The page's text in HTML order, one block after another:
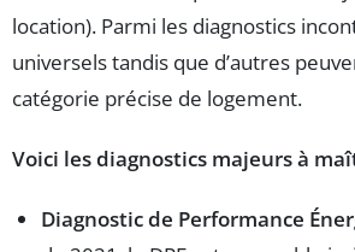
location). Parmi les diagnostics
universels tandis que d’autres
catégorie précise de logement.
Voici les diagnostics majeurs à
Diagnostic de Performance